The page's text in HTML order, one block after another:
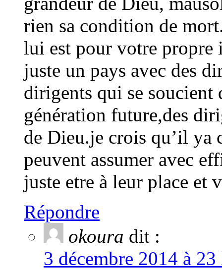
rien sa condition de
lui est pour votre propre
juste un pays avec des
dirigents qui se soucient
génération future,des
de Dieu.je crois qu’il ya
peuvent assumer avec
juste etre à leur place
Répondre
okoura dit :
3 décembre 2014 à